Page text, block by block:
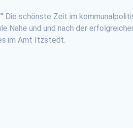
Die schönste Zeit im
Nahe und und nach der
im Amt Itzstedt.